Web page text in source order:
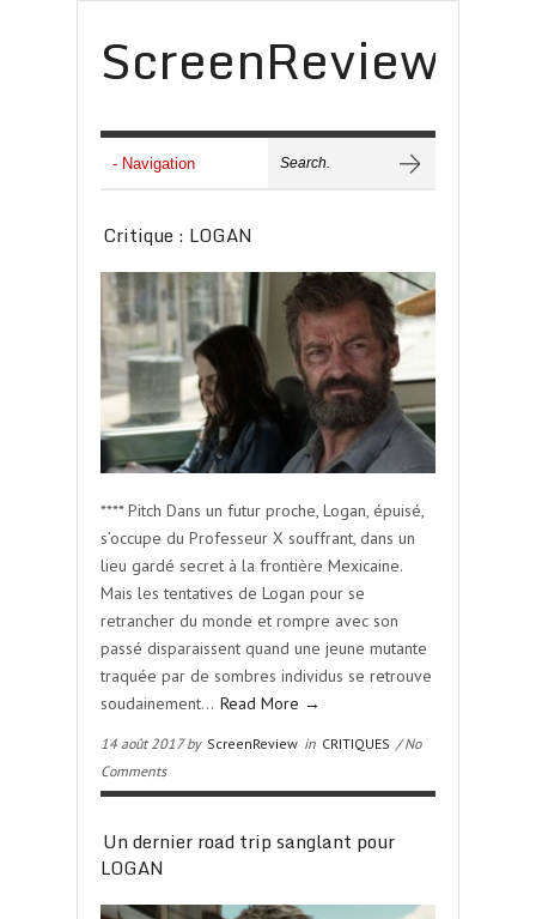
ScreenReview
Critique : LOGAN
**** Pitch Dans un futur proche, Logan, épuisé,
s’occupe du Professeur X souffrant, dans un
lieu gardé secret à la frontière Mexicaine.
Mais les tentatives de Logan pour se
retrancher du monde et rompre avec son
passé disparaissent quand une jeune mutante
traquée par de sombres individus se retrouve
soudainement… Read More →
14 août 2017 by ScreenReview in CRITIQUES / No
Comments
Un dernier road trip sanglant pour
LOGAN